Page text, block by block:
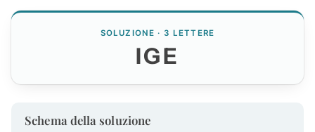
SOLUZIONE · 3 LETTERE
IGE
Schema della soluzione